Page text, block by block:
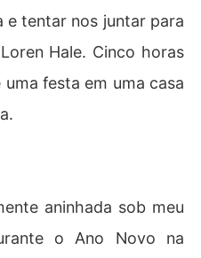
e tentar nos juntar para
Hale. Cinco horas
festa em uma casa
aninhada sob meu
o Ano Novo na